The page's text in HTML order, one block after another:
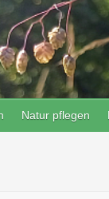
Natur pflegen